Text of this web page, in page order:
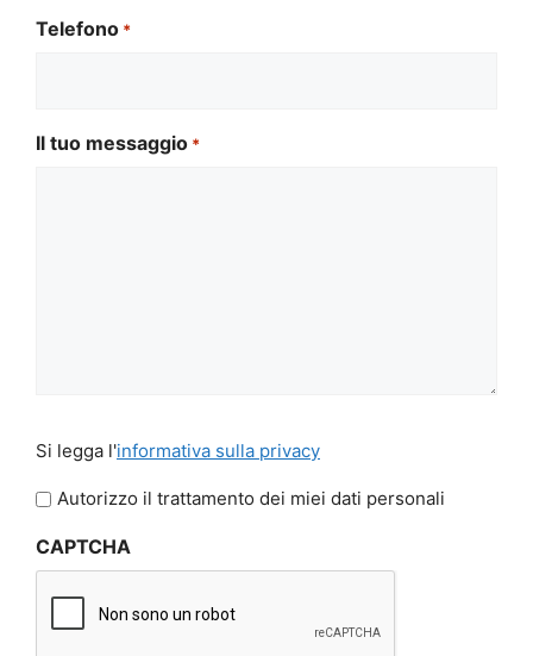
Telefono *
Il tuo messaggio *
legga
l'informativa
privacy
Si legga l'informativa sulla privacy
Autorizzo il trattamento dei miei dati personali
CAPTCHA